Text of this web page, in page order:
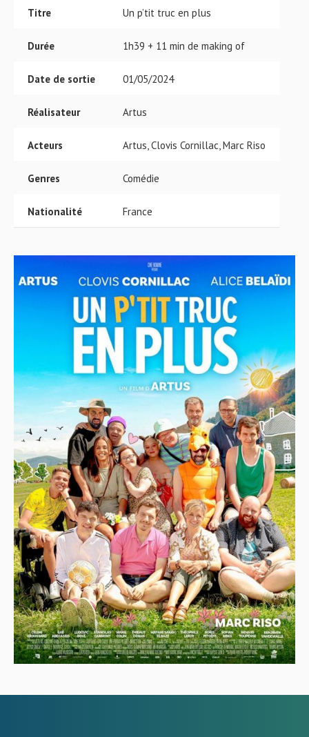
Titre Un p’tit truc en plus
Durée 1h39 + 11 min de making of
Date de sortie 01/05/2024
Réalisateur Artus
Acteurs Artus, Clovis Cornillac, Marc Riso
Genres Comédie
Nationalité France